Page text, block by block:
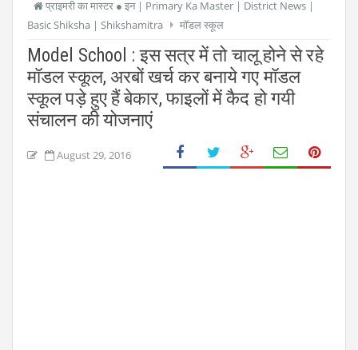
प्राइमरी का मास्टर ● इन | Primary Ka Master | District News |
Basic Shiksha | Shikshamitra
मॉडल स्कूल
Model School : इस सत्र में तो चालू होने से रहे
मॉडल स्कूल, अरबों खर्च कर बनाये गए मॉडल
स्कूल पड़े हुए हैं बेकार, फाइलों में कैद हो गयी
संचालन की योजनाएं
August 29, 2016